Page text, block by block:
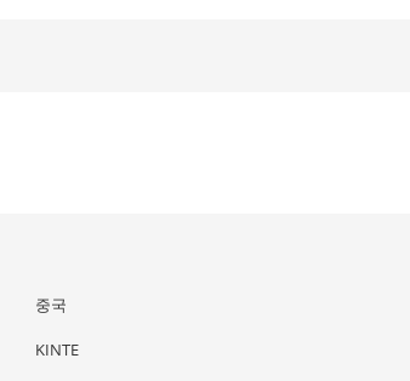
중국
KINTE